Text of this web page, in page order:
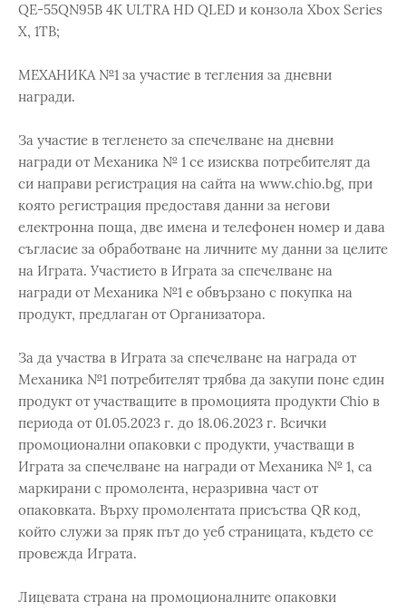
QE-55QN95B 4K ULTRA HD QLED и конзола Xbox Series
X, 1TB;
МЕХАНИКА №1 за участие в тегления за дневни
награди.
За участие в тегленето за спечелване на дневни
награди от Механика № 1 се изисква потребителят да
си направи регистрация на сайта на www.chio.bg, при
която регистрация предоставя данни за негови
електронна поща, две имена и телефонен номер и дава
съгласие за обработване на личните му данни за целите
на Играта. Участието в Играта за спечелване на
награди от Механика №1 е обвързано с покупка на
продукт, предлаган от Организатора.
За да участва в Играта за спечелване на награда от
Механика №1 потребителят трябва да закупи поне един
продукт от участващите в промоцията продукти Chio в
периода от 01.05.2023 г. до 18.06.2023 г. Всички
промоционални опаковки с продукти, участващи в
Играта за спечелване на награди от Механика № 1, са
маркирани с промолента, неразривна част от
опаковката. Върху промолентата присъства QR код,
който служи за пряк път до уеб страницата, където се
провежда Играта.
Лицевата страна на промоционалните опаковки